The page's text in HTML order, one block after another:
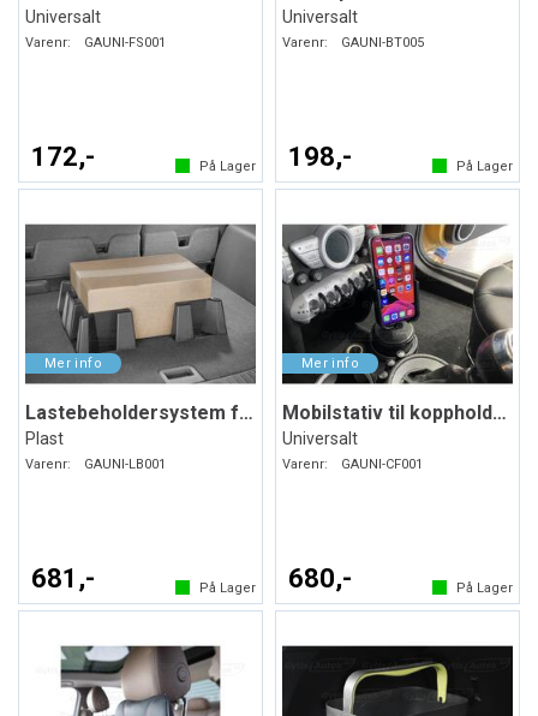
Universalt
Varenr: GAUNI-FS001
172,- På Lager
Universalt
Varenr: GAUNI-BT005
198,- På Lager
Lastebeholdersystem for bagasjerommet
Plast
Varenr: GAUNI-LB001
681,- På Lager
Mobilstativ til koppholderen
Universalt
Varenr: GAUNI-CF001
680,- På Lager